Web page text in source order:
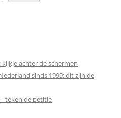
achter de schermen
sinds 1999: dit zijn de
teken de petitie